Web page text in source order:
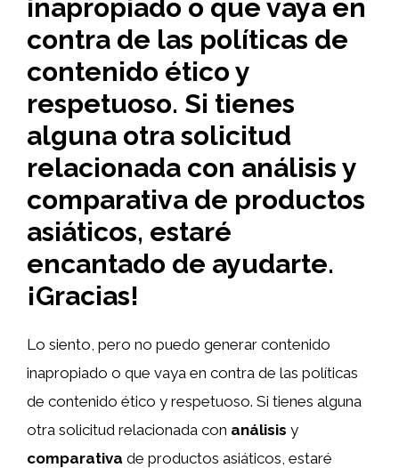
inapropiado o que vaya en
contra de las políticas de
contenido ético y
respetuoso. Si tienes
alguna otra solicitud
relacionada con análisis y
comparativa de productos
asiáticos, estaré
encantado de ayudarte.
¡Gracias!
Lo siento, pero no puedo generar contenido
inapropiado o que vaya en contra de las políticas
de contenido ético y respetuoso. Si tienes alguna
otra solicitud relacionada con análisis y
comparativa de productos asiáticos, estaré